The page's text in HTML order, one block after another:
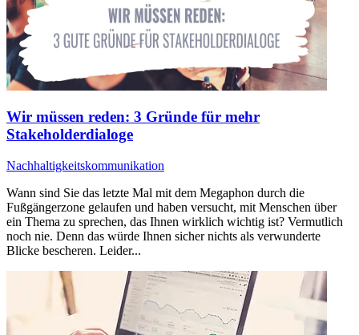
Wir müssen reden: 3 Gründe für mehr
Stakeholderdialoge
Nachhaltigkeitskommunikation
Wann sind Sie das letzte Mal mit dem Megaphon durch die
Fußgängerzone gelaufen und haben versucht, mit Menschen über
ein Thema zu sprechen, das Ihnen wirklich wichtig ist? Vermutlich
noch nie. Denn das würde Ihnen sicher nichts als verwunderte
Blicke bescheren. Leider...